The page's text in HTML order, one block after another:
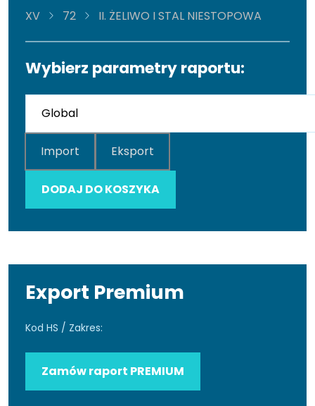
XV 72 II. ŻELIWO I STAL NIESTOPOWA
Wybierz parametry raportu:
Import Eksport
DODAJ DO KOSZYKA
Export Premium
Kod HS / Zakres:
Zamów raport PREMIUM